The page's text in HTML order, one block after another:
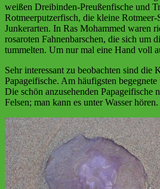
weißen Dreibinden-Preußenfische und
Rotmeerputzerfisch, die kleine
Junkerarten. In Ras Mohammed waren
rosaroten Fahnenbarschen, die sich um
tummelten. Um nur mal eine Hand voll
Sehr interessant zu beobachten sind die
Papageifische. Am häufigsten
Die schön anzusehenden Papageifische
Felsen; man kann es unter Wasser hören.